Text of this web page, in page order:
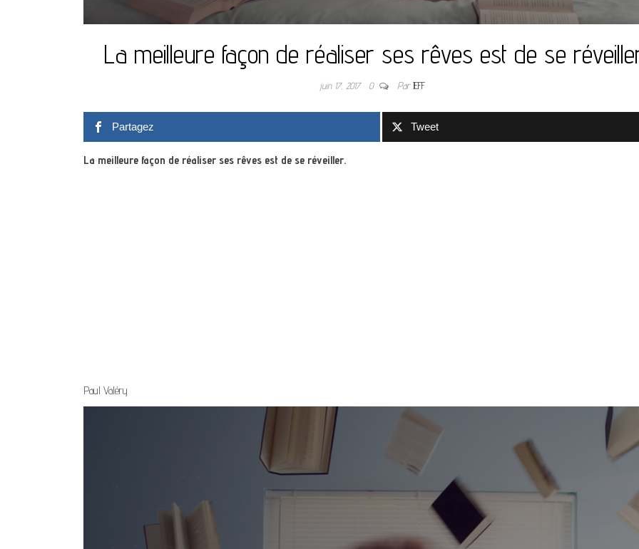
La meilleure façon de réaliser ses rêves est de se
juin 17, 2017 0 ParJEFF
Partagez Tweet
La meilleure façon de réaliser ses rêves est de se réveiller.
Paul Valéry